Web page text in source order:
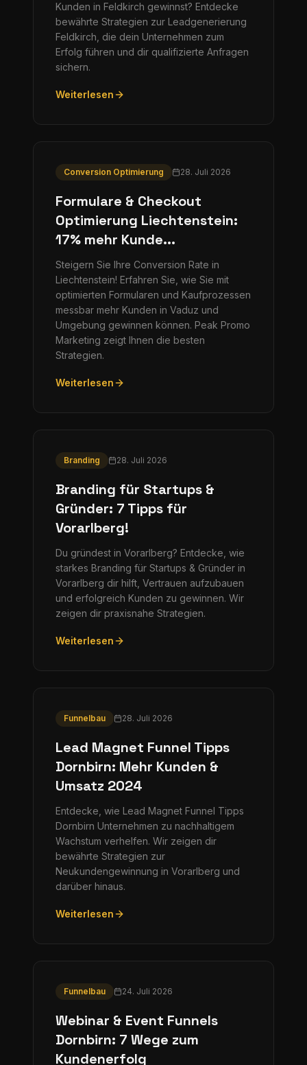
Kunden in Feldkirch gewinnst? Entdecke
bewährte Strategien zur Leadgenerierung
Feldkirch, die dein Unternehmen zum
Erfolg führen und dir qualifizierte Anfragen
sichern.
Weiterlesen
Conversion Optimierung 28. Juli 2026
Formulare & Checkout
Optimierung Liechtenstein:
17% mehr Kunde...
Steigern Sie Ihre Conversion Rate in
Liechtenstein! Erfahren Sie, wie Sie mit
optimierten Formularen und Kaufprozessen
messbar mehr Kunden in Vaduz und
Umgebung gewinnen können. Peak Promo
Marketing zeigt Ihnen die besten
Strategien.
Weiterlesen
Branding 28. Juli 2026
Branding für Startups &
Gründer: 7 Tipps für
Vorarlberg!
Du gründest in Vorarlberg? Entdecke, wie
starkes Branding für Startups & Gründer in
Vorarlberg dir hilft, Vertrauen aufzubauen
und erfolgreich Kunden zu gewinnen. Wir
zeigen dir praxisnahe Strategien.
Weiterlesen
Funnelbau 28. Juli 2026
Lead Magnet Funnel Tipps
Dornbirn: Mehr Kunden &
Umsatz 2024
Entdecke, wie Lead Magnet Funnel Tipps
Dornbirn Unternehmen zu nachhaltigem
Wachstum verhelfen. Wir zeigen dir
bewährte Strategien zur
Neukundengewinnung in Vorarlberg und
darüber hinaus.
Weiterlesen
Funnelbau 24. Juli 2026
Webinar & Event Funnels
Dornbirn: 7 Wege zum
Kundenerfolg